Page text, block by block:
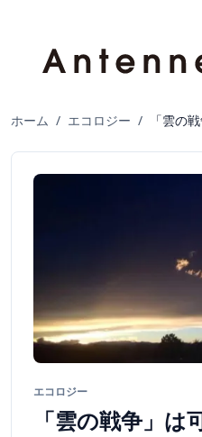
ホーム / エコロジー / 「雲の
エコロジー
「雲の戦争」は